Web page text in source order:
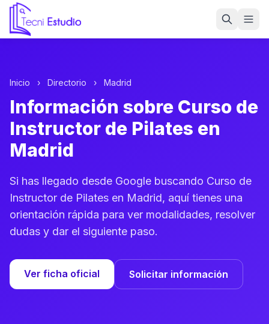
Ir a la página de inicio de Tecni Estudio
Inicio › Directorio › Madrid
Información sobre Curso de
Instructor de Pilates en
Madrid
Si has llegado desde Google buscando Curso de
Instructor de Pilates en Madrid, aquí tienes una
orientación rápida para ver modalidades, resolver
dudas y dar el siguiente paso.
Ver ficha oficial Solicitar información